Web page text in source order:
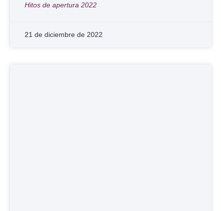
Hitos de apertura 2022
21 de diciembre de 2022